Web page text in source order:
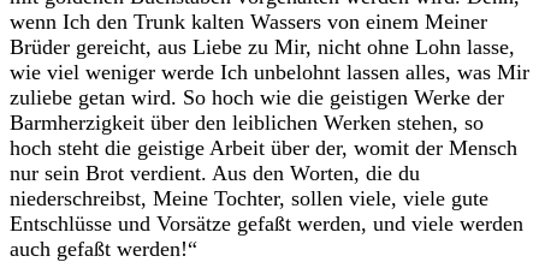
wenn Ich den Trunk kalten Wassers von einem Meiner
Brüder gereicht, aus Liebe zu Mir, nicht ohne Lohn lasse,
wie viel weniger werde Ich unbelohnt lassen alles, was Mir
zuliebe getan wird. So hoch wie die geistigen Werke der
Barmherzigkeit über den leiblichen Werken stehen, so
hoch steht die geistige Arbeit über der, womit der Mensch
nur sein Brot verdient. Aus den Worten, die du
niederschreibst, Meine Tochter, sollen viele, viele gute
Entschlüsse und Vorsätze gefaßt werden, und viele werden
auch gefaßt werden!“